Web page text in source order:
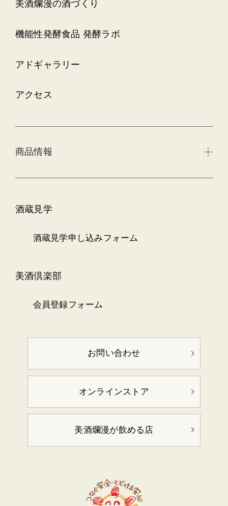
美酒爛漫の酒づくり
機能性発酵食品 発酵ラボ
アドギャラリー
アクセス
商品情報
酒蔵見学
酒蔵見学申し込みフォーム
美酒倶楽部
会員登録フォーム
お問い合わせ
オンラインストア
美酒爛漫が飲める店